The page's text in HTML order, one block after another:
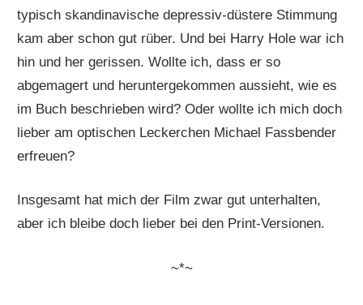
typisch skandinavische depressiv-düstere Stimmung
kam aber schon gut rüber. Und bei Harry Hole war ich
hin und her gerissen. Wollte ich, dass er so
abgemagert und heruntergekommen aussieht, wie es
im Buch beschrieben wird? Oder wollte ich mich doch
lieber am optischen Leckerchen Michael Fassbender
erfreuen?
Insgesamt hat mich der Film zwar gut unterhalten,
aber ich bleibe doch lieber bei den Print-Versionen.
~*~